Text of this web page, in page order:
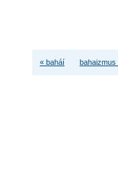
« baháí bahaizmus